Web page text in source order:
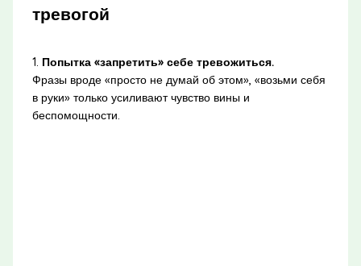
тревогой
1. Попытка «запретить» себе тревожиться.
Фразы вроде «просто не думай об этом», «возьми себя
в руки» только усиливают чувство вины и
беспомощности.